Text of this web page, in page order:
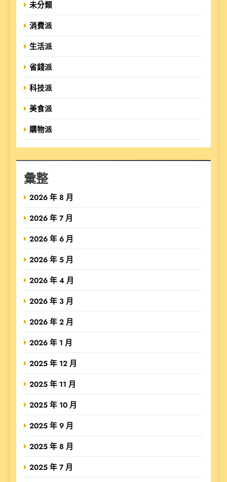
未分類
消費派
生活派
省錢派
科技派
美食派
購物派
彙整
2026 年 8 月
2026 年 7 月
2026 年 6 月
2026 年 5 月
2026 年 4 月
2026 年 3 月
2026 年 2 月
2026 年 1 月
2025 年 12 月
2025 年 11 月
2025 年 10 月
2025 年 9 月
2025 年 8 月
2025 年 7 月